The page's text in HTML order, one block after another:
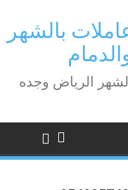
ارقام عاملات بالشهر
بالشهر الرياض وجده